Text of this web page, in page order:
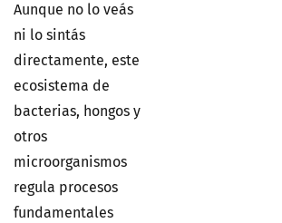
Aunque no lo veás
ni lo sintás
directamente, este
ecosistema de
bacterias, hongos y
otros
microorganismos
regula procesos
fundamentales